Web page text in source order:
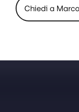
Chiedi a Marco